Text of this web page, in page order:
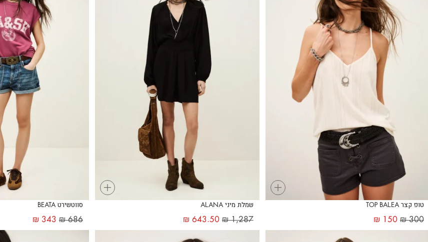
+
טופ קצר TOP BALEA
₪300
₪ 150
+
שמלת מיני ALANA
₪1,287
₪ 643.50
סווטשירט BEATA
₪686
₪ 343